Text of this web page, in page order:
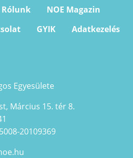
Rólunk
NOE Magazin
GYIK Adatkezelés
Egyesülete
Március 15. tér 8.
20109369